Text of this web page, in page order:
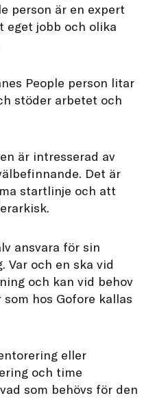
person är en expert
eget jobb och olika
People person litar
stöder arbetet och
är intresserad av
Det är
startlinje och att
ansvara för sin
Var och en ska vid
och kan vid behov
hos Gofore kallas
eller
och time
som behövs för den